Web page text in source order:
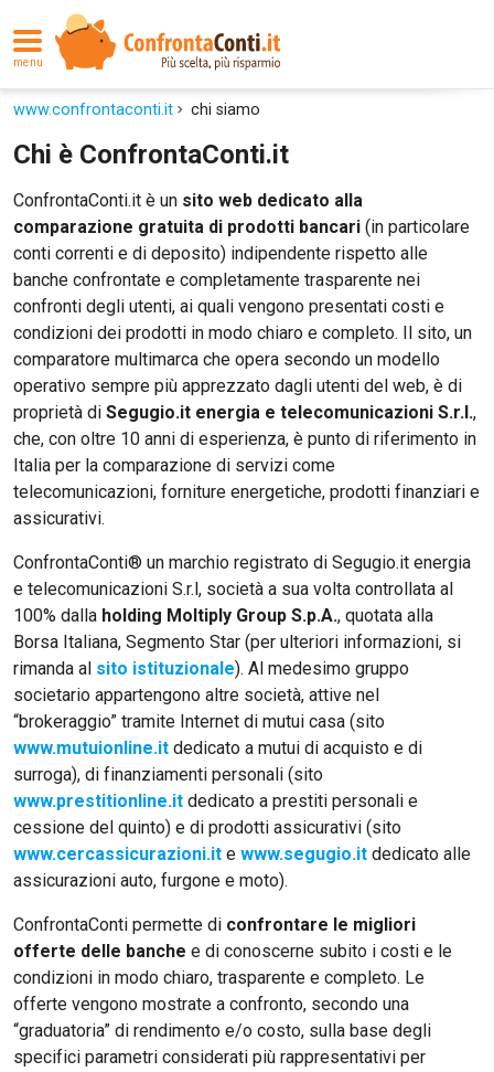
menu
www.confrontaconti.it chi siamo
Chi è ConfrontaConti.it
ConfrontaConti.it è un sito web dedicato alla
comparazione gratuita di prodotti bancari (in particolare
conti correnti e di deposito) indipendente rispetto alle
banche confrontate e completamente trasparente nei
confronti degli utenti, ai quali vengono presentati costi e
condizioni dei prodotti in modo chiaro e completo. Il sito, un
comparatore multimarca che opera secondo un modello
operativo sempre più apprezzato dagli utenti del web, è di
proprietà di Segugio.it energia e telecomunicazioni S.r.l.,
che, con oltre 10 anni di esperienza, è punto di riferimento in
Italia per la comparazione di servizi come
telecomunicazioni, forniture energetiche, prodotti finanziari e
assicurativi.
ConfrontaConti® un marchio registrato di Segugio.it energia
e telecomunicazioni S.r.l, società a sua volta controllata al
100% dalla holding Moltiply Group S.p.A., quotata alla
Borsa Italiana, Segmento Star (per ulteriori informazioni, si
rimanda al sito istituzionale). Al medesimo gruppo
societario appartengono altre società, attive nel
“brokeraggio” tramite Internet di mutui casa (sito
www.mutuionline.it dedicato a mutui di acquisto e di
surroga), di finanziamenti personali (sito
www.prestitionline.it dedicato a prestiti personali e
cessione del quinto) e di prodotti assicurativi (sito
www.cercassicurazioni.it e www.segugio.it dedicato alle
assicurazioni auto, furgone e moto).
ConfrontaConti permette di confrontare le migliori
offerte delle banche e di conoscerne subito i costi e le
condizioni in modo chiaro, trasparente e completo. Le
offerte vengono mostrate a confronto, secondo una
“graduatoria” di rendimento e/o costo, sulla base degli
specifici parametri considerati più rappresentativi per